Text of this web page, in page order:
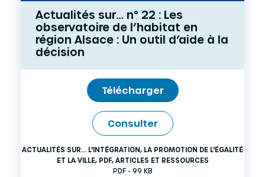
Actualités sur… n° 22 : Les
observatoire de l’habitat en
région Alsace : Un outil d’aide à la
décision
Télécharger
Consulter
ACTUALITÉS SUR... L'INTÉGRATION, LA PROMOTION DE L'ÉGALITÉ
ET LA VILLE, PDF, ARTICLES ET RESSOURCES
PDF - 99 KB